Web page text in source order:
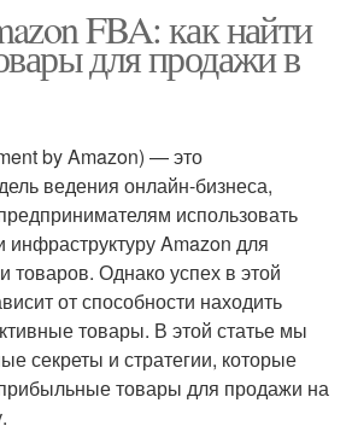
FBA: как найти
для продажи в
by Amazon) — это
ведения онлайн-бизнеса,
использовать
инфраструктуру Amazon для
товаров. Однако успех в этой
от способности находить
товары. В этой статье мы
секреты и стратегии, которые
товары для продажи на